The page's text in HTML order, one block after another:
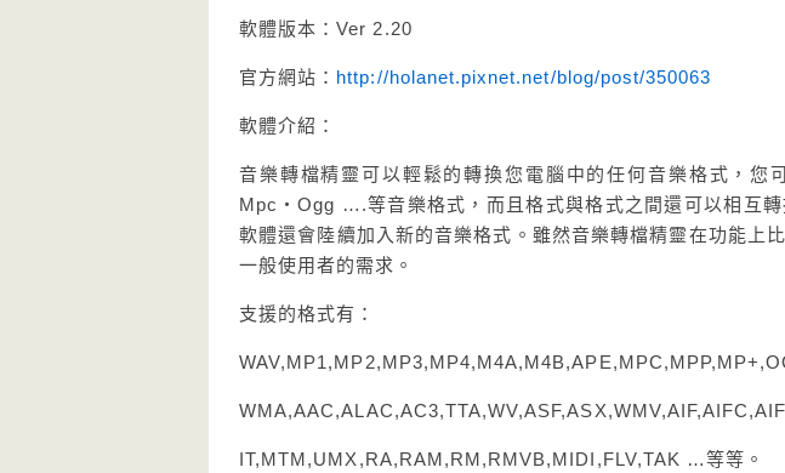
軟體版本：Ver 2.20
官方網站： http://holanet.pixnet.net/blog/post/350063
軟體介紹：
音樂轉檔精靈可以輕鬆的轉換您電腦中的任何音樂格式，您
Mpc‧Ogg ….等音樂格式，而且格式與格式之間還可以相互
軟體還會陸續加入新的音樂格式。雖然音樂轉檔精靈在功能上
一般使用者的需求。
支援的格式有：
IT,MTM,UMX,RA,RAM,RM,RMVB,MIDI,FLV,TAK …等等。